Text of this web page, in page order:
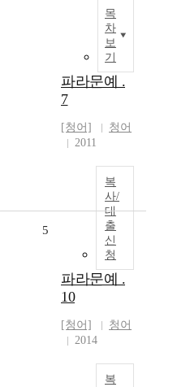
목
차
보
기
파라문예 .
7
[청어]
청어
2011
복
사/
대
출
신
청
5
파라문예 .
10
[청어]
청어
2014
복